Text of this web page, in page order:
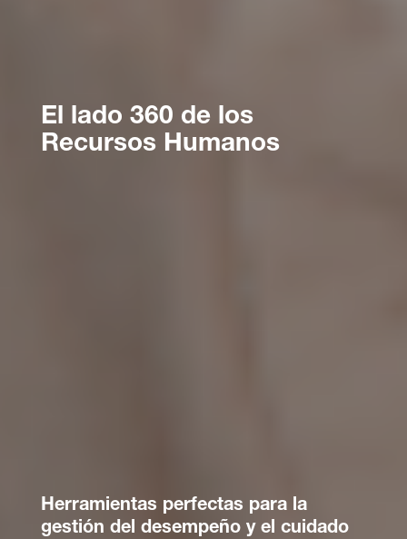
El lado 360 de los
Recursos Humanos
Herramientas perfectas para la
gestión del desempeño y el cuidado